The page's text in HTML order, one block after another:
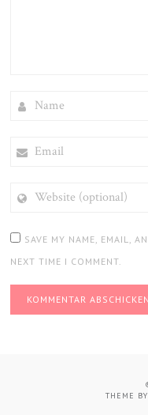
(OPTIONAL)
SAVE MY NAME, EMAIL,
NEXT TIME I COMMENT.
THEME BY